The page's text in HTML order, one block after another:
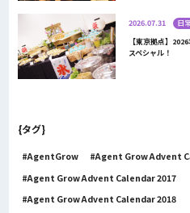
2026.07.31 日
【東京拠点】
スペシャル！
{タグ}
AgentGrow
Agent Grow Advent
Agent Grow Advent Calendar 2017
Agent Grow Advent Calendar 2018